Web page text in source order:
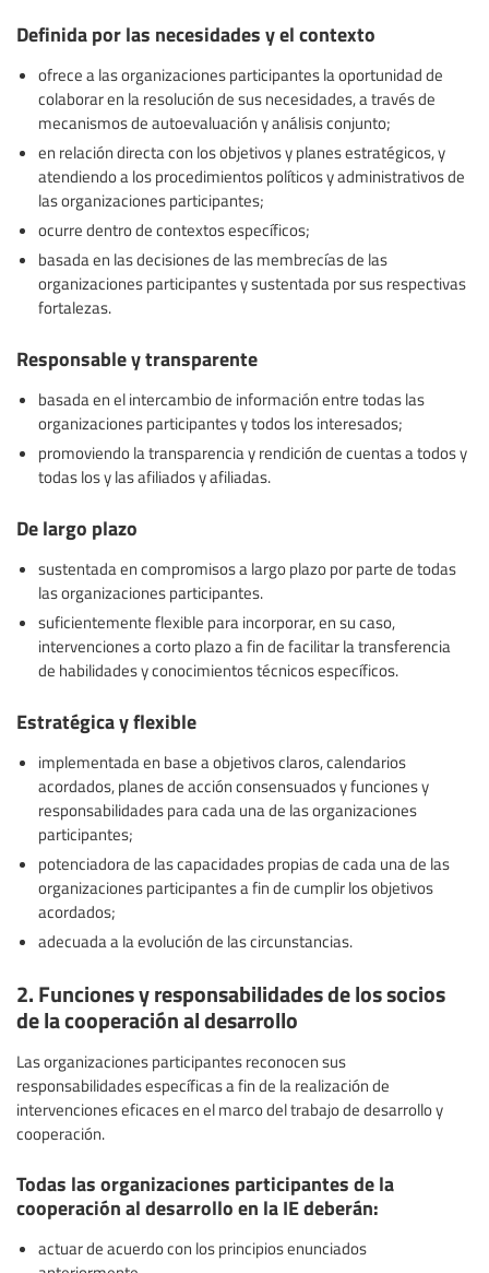
Definida por las necesidades y el contexto
ofrece a las organizaciones participantes la oportunidad de
colaborar en la resolución de sus necesidades, a través de
mecanismos de autoevaluación y análisis conjunto;
en relación directa con los objetivos y planes estratégicos, y
atendiendo a los procedimientos políticos y administrativos de
las organizaciones participantes;
ocurre dentro de contextos específicos;
basada en las decisiones de las membrecías de las
organizaciones participantes y sustentada por sus respectivas
fortalezas.
Responsable y transparente
basada en el intercambio de información entre todas las
organizaciones participantes y todos los interesados;
promoviendo la transparencia y rendición de cuentas a todos y
todas los y las afiliados y afiliadas.
De largo plazo
sustentada en compromisos a largo plazo por parte de todas
las organizaciones participantes.
suficientemente flexible para incorporar, en su caso,
intervenciones a corto plazo a fin de facilitar la transferencia
de habilidades y conocimientos técnicos específicos.
Estratégica y flexible
implementada en base a objetivos claros, calendarios
acordados, planes de acción consensuados y funciones y
responsabilidades para cada una de las organizaciones
participantes;
potenciadora de las capacidades propias de cada una de las
organizaciones participantes a fin de cumplir los objetivos
acordados;
adecuada a la evolución de las circunstancias.
2. Funciones y responsabilidades de los socios
de la cooperación al desarrollo
Las organizaciones participantes reconocen sus
responsabilidades específicas a fin de la realización de
intervenciones eficaces en el marco del trabajo de desarrollo y
cooperación.
Todas las organizaciones participantes de la
cooperación al desarrollo en la IE deberán:
actuar de acuerdo con los principios enunciados